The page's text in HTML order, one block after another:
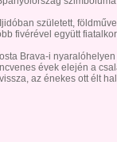
született,
fivérével együtt
Brava-i
évek elején a
az énekes ott élt